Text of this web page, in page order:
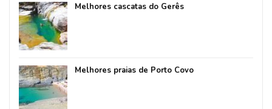
Melhores cascatas do Gerês
Melhores praias de Porto Covo